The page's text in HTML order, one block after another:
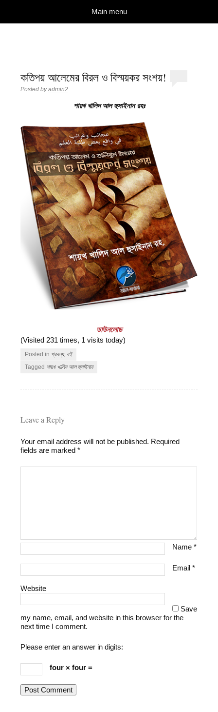
Main menu
কতিপয় আলেমের বিরল ও বিস্ময়কর সংশয়!
Posted byadmin2
শায়খ খালিদ আল হুসাইনান রহঃ
ডাউনলোড
(Visited 231 times, 1 visits today)
Posted in প্রবন্ধ, বই
Tagged শায়খ খালিদ আল হুসাইনান
Leave a Reply
Your email address will not be published. Required
fields are marked*
Name*
Email*
Website
Save
my name, email, and website in this browser for the
next time I comment.
Please enter an answer in digits:
four × four =